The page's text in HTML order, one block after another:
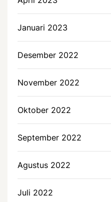
Januari 2023
Desember 2022
November 2022
Oktober 2022
September 2022
Agustus 2022
Juli 2022